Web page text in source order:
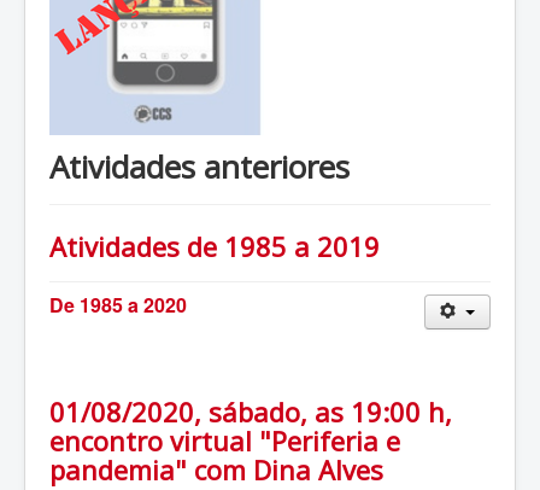
Atividades anteriores
Atividades de 1985 a 2019
De 1985 a 2020
01/08/2020, sábado, as 19:00 h,
encontro virtual "Periferia e
pandemia" com Dina Alves